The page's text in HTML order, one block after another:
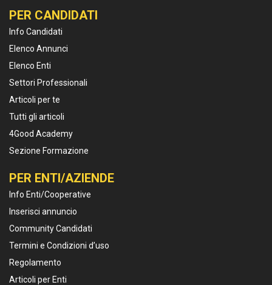
PER CANDIDATI
Info Candidati
Elenco Annunci
Elenco Enti
Settori Professionali
Articoli per te
Tutti gli articoli
4Good Academy
Sezione Formazione
PER ENTI/AZIENDE
Info Enti/Cooperative
Inserisci annuncio
Community Candidati
Termini e Condizioni d’uso
Regolamento
Articoli per Enti